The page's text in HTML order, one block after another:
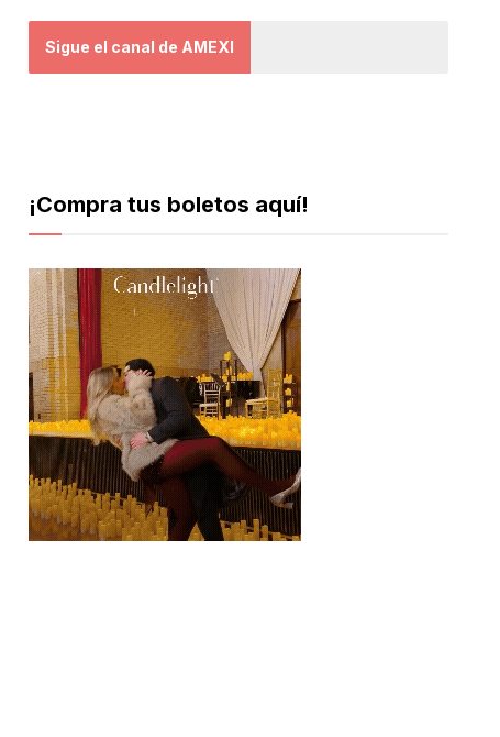
Sigue el canal de AMEXI
¡Compra tus boletos aquí!